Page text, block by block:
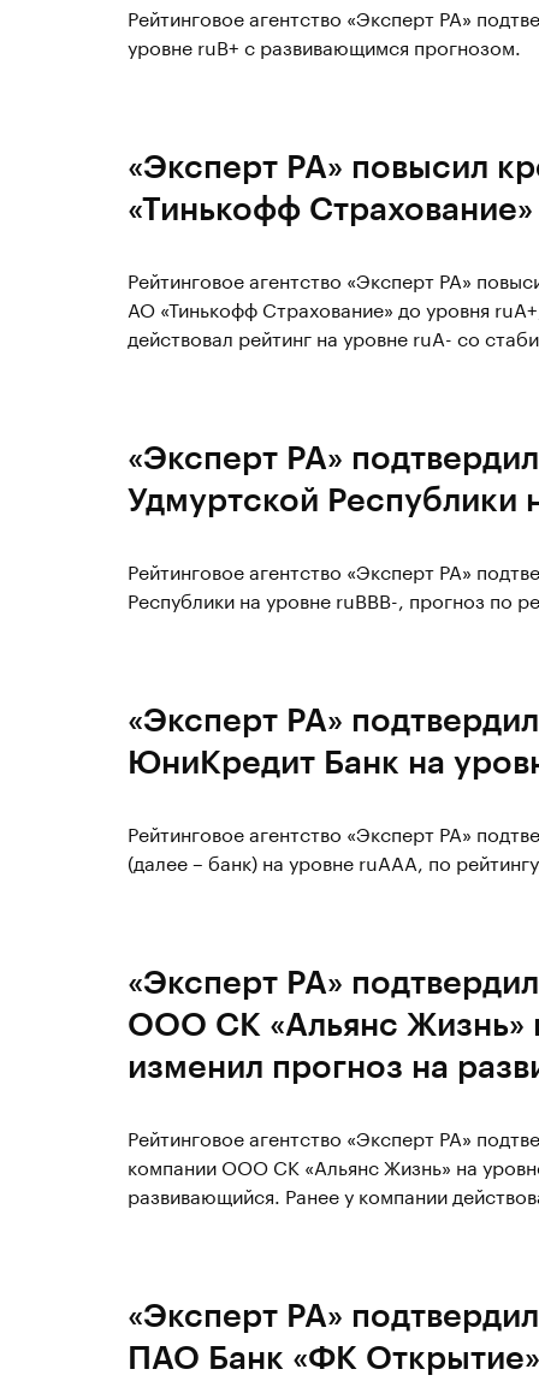
Рейтинговое агентство «Эксперт РА»
уровне ruВ+ с развивающимся прогнозом.
«Эксперт РА» повысил
«Тинькофф
Рейтинговое агентство «Эксперт РА»
АО «Тинькофф Страхование» до уровня
действовал рейтинг на уровне ruA- со
«Эксперт РА»
Удмуртской Республики
Рейтинговое агентство «Эксперт РА»
Республики на уровне ruBBB-, прогноз по
«Эксперт РА»
ЮниКредит Банк на
Рейтинговое агентство «Эксперт РА»
(далее – банк) на уровне ruAAA, по
«Эксперт РА»
ООО СК «Альянс Жизнь»
изменил прогноз на
Рейтинговое агентство «Эксперт РА»
компании ООО СК «Альянс Жизнь» на
развивающийся. Ранее у компании
«Эксперт РА»
ПАО Банк «ФК